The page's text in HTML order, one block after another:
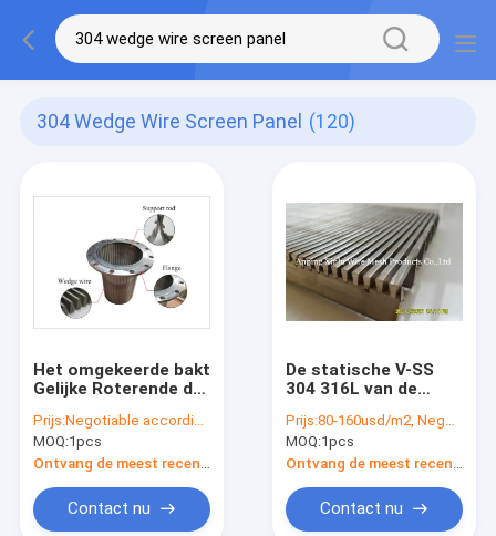
304 Wedge Wire Screen Panel (120)
Het omgekeerde bakt
Gelijke Roterende de
OD450 x 500mm van
de het
Schermtrommel
Prijs:Negotiable according to the specification
MOQ:1pcs
Contact nu
De statische V-SS
304 316L van de
Gelaste Comités van
de Wigdraad Draad
Prijs:80-160usd/m2, Negotiable according to the specification
MOQ:1pcs
Contact nu